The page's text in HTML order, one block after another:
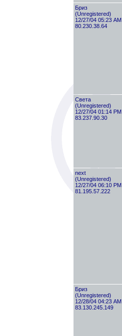
Бриз
(Unregistered)
12/27/04 05:23 AM
80.230.38.64
Света
(Unregistered)
12/27/04 01:14 PM
83.237.90.30
next
(Unregistered)
12/27/04 06:10 PM
81.195.57.222
Бриз
(Unregistered)
12/28/04 04:23 AM
83.130.245.149